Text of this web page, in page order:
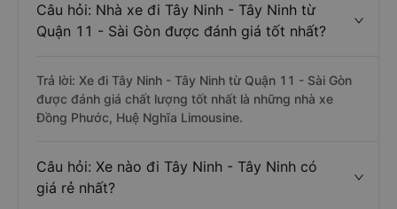
Câu hỏi: Nhà xe đi Tây Ninh - Tây Ninh từ
Quận 11 - Sài Gòn được đánh giá tốt nhất?
Trả lời: Xe đi Tây Ninh - Tây Ninh từ Quận 11 - Sài Gòn
được đánh giá chất lượng tốt nhất là những nhà xe
Đồng Phước, Huệ Nghĩa Limousine.
Câu hỏi: Xe nào đi Tây Ninh - Tây Ninh có
giá rẻ nhất?